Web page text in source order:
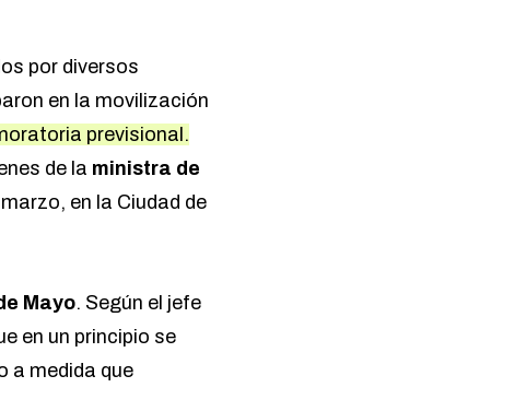
por diversos
en la movilización
previsional.
de la ministra de
en la Ciudad de
Mayo. Según el jefe
en un principio se
a medida que